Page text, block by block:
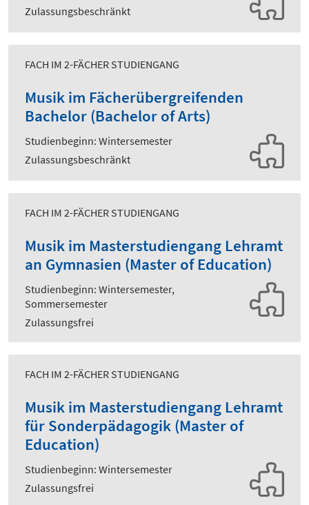
Zulassungsbeschränkt
FACH IM 2-FÄCHER STUDIENGANG
Musik im Fächerübergreifenden
Bachelor (Bachelor of Arts)
Studienbeginn: Wintersemester
Zulassungsbeschränkt
FACH IM 2-FÄCHER STUDIENGANG
Musik im Masterstudiengang Lehramt
an Gymnasien (Master of Education)
Studienbeginn: Wintersemester,
Sommersemester
Zulassungsfrei
FACH IM 2-FÄCHER STUDIENGANG
Musik im Masterstudiengang Lehramt
für Sonderpädagogik (Master of
Education)
Studienbeginn: Wintersemester
Zulassungsfrei